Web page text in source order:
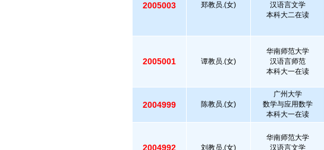
2005003 郑教员.(女)
汉语言文学
本科大二在读
2005001 谭教员.(女)
华南师范大学
汉语言师范
本科大一在读
2004999 陈教员.(女)
广州大学
数学与应用数学
本科大一在读
2004992 刘教员.(女)
华南师范大学
汉语言文学